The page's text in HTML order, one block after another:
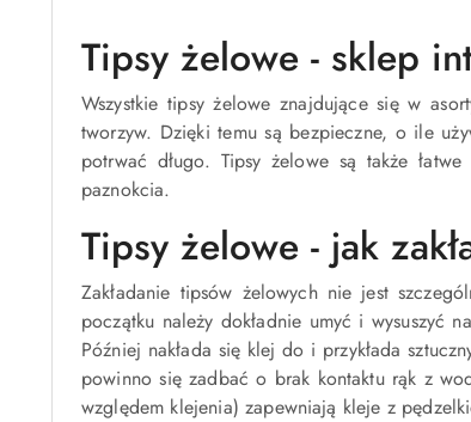
Tipsy żelowe - sklep
Wszystkie tipsy żelowe znajdujące się w
tworzyw. Dzięki temu są bezpieczne, o ile
potrwać długo. Tipsy żelowe są także
paznokcia.
Tipsy żelowe - jak
Zakładanie tipsów żelowych nie jest
początku należy dokładnie umyć i wysuszyć
Później nakłada się klej do i przykłada
powinno się zadbać o brak kontaktu rąk z
względem klejenia) zapewniają kleje z